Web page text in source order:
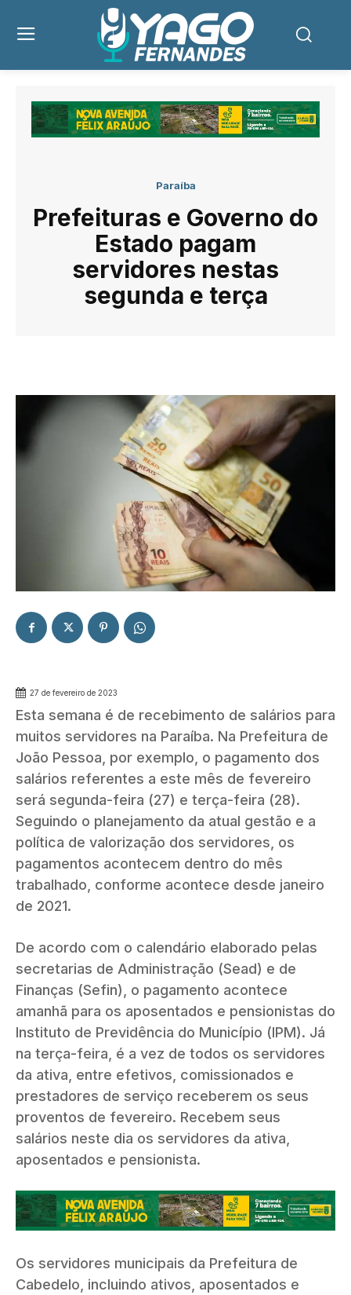
Paraíba
Prefeituras e Governo do
Estado pagam
servidores nestas
segunda e terça
27 de fevereiro de 2023
Esta semana é de recebimento de salários para
muitos servidores na Paraíba. Na Prefeitura de
João Pessoa, por exemplo, o pagamento dos
salários referentes a este mês de fevereiro
será segunda-feira (27) e terça-feira (28).
Seguindo o planejamento da atual gestão e a
política de valorização dos servidores, os
pagamentos acontecem dentro do mês
trabalhado, conforme acontece desde janeiro
de 2021.
De acordo com o calendário elaborado pelas
secretarias de Administração (Sead) e de
Finanças (Sefin), o pagamento acontece
amanhã para os aposentados e pensionistas do
Instituto de Previdência do Município (IPM). Já
na terça-feira, é a vez de todos os servidores
da ativa, entre efetivos, comissionados e
prestadores de serviço receberem os seus
proventos de fevereiro. Recebem seus
salários neste dia os servidores da ativa,
aposentados e pensionista.
Os servidores municipais da Prefeitura de
Cabedelo, incluindo ativos, aposentados e